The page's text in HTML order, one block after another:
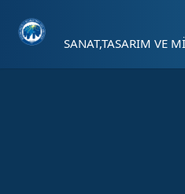
SANAT,TASARIM VE